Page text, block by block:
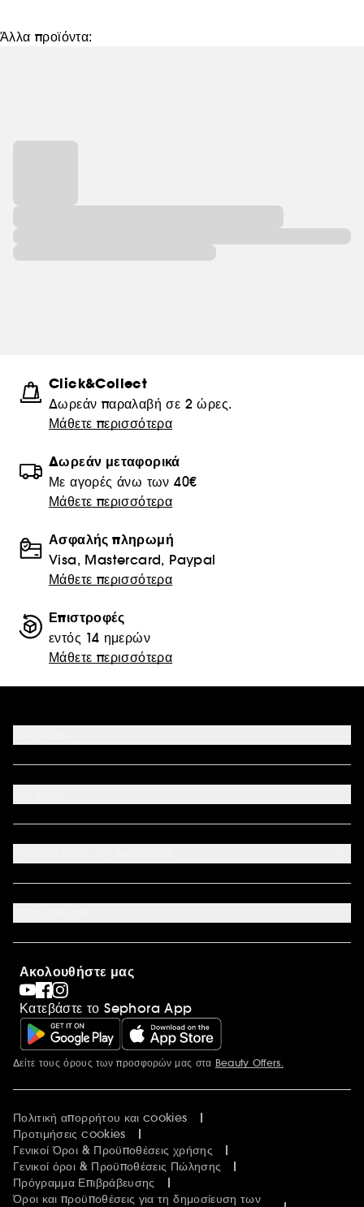
τελετουργικά για τα μαλλιά που ενδυναμώνουν τις ρίζες,
προστατεύουν τις ίνες της τρίχας και αποκαθιστούν την
Άλλα προϊόντα:
Click&Collect
Δωρεάν παραλαβή σε 2 ώρες.
Μάθετε περισσότερα
Δωρεάν μεταφορικά
Με αγορές άνω των 40€
Μάθετε περισσότερα
Ασφαλής πληρωμή
Visa, Mastercard, Paypal
Μάθετε περισσότερα
Επιστροφές
εντός 14 ημερών
Μάθετε περισσότερα
Επικοινωνήστε μαζί μας
Αποδεκτοί τρόποι πληρωμής
Καταστήματα
Όροι επιστροφής προϊόντων
Σχετικά με τη Sephora
Οικονομικά στοιχεία
Sephora Prize
Clean at Sephora
Συσκευασία Παραγγελιών
Sephora Stands
Ακολουθήστε μας
Κατεβάστε το Sephora App
Περισσότερες πληροφορίες
Δείτε τους όρους των προσφορών μας στα Beauty Offers.
Πολιτική απορρήτου και cookies
Προτιμήσεις cookies
Γενικοί Όροι & Προϋποθέσεις χρήσης
Γενικοί όροι & Προϋποθέσεις Πώλησης
Πρόγραμμα Επιβράβευσης
Όροι και προϋποθέσεις για τη δημοσίευση των